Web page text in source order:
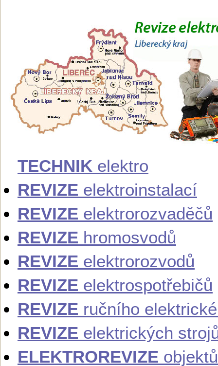
TECHNIK elektro
REVIZE elektroinstalací
REVIZE elektrorozvaděčů
REVIZE hromosvodů
REVIZE elektrorozvodů
REVIZE elektrospotřebičů
REVIZE ručního
REVIZE elektrických
ELEKTROREVIZE objektů